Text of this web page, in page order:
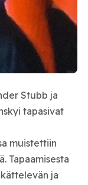
Stubb ja
tapasivat
muistettiin
Tapaamisesta
ja